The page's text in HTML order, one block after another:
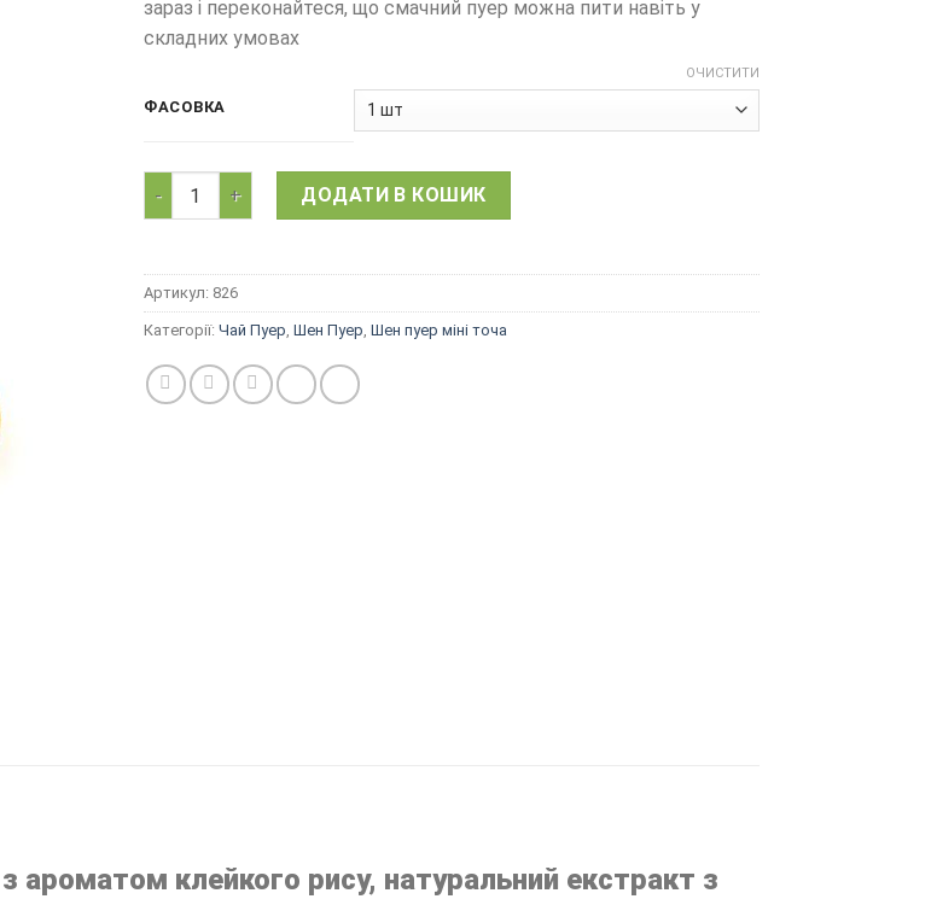
зараз і переконайтеся, що смачний пуер можна пити навіть у
складних умовах
ФАСОВКА
ОЧИСТИТИ
Чай пуер, китайський Шен пуер з ароматом клейкого рису, стік кількість
ДОДАТИ В КОШИК
Артикул: 826
Категорії: Чай Пуер Шен Пуер Шен пуер міні точа
ароматом клейкого рису, натуральний екстракт з